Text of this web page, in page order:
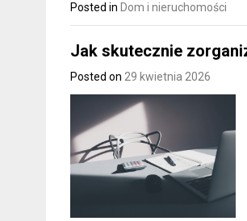
Posted in Dom i nieruchomości
Jak skutecznie
Posted on 29 kwietnia 2026